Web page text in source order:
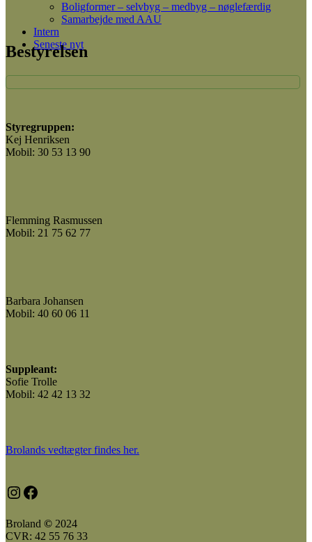
Boligformer – selvbyg – medbyg – nøglefærdig
Samarbejde med AAU
Intern
Seneste nyt
Bestyrelsen
Styregruppen:
Kej Henriksen
Mobil: 30 53 13 90
Flemming Rasmussen
Mobil: 21 75 62 77
Barbara Johansen
Mobil: 40 60 06 11
Suppleant:
Sofie Trolle
Mobil: 42 42 13 32
Brolands vedtægter findes her.
Instagram
https://www.facebook.com/broland.dk
Broland © 2024
CVR: 42 55 76 33